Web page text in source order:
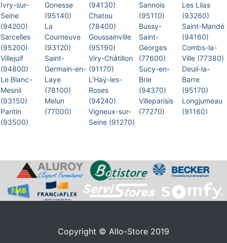
Ivry-sur-
Seine
(94200)
Sarcelles
(95200)
Villejuif
(94800)
Le Blanc-
Mesnil
(93150)
Pantin
(93500)
Gonesse
(95140)
La
Courneuve
(93120)
Saint-
Germain-en-
Laye
(78100)
Melun
(77000)
(94130)
Chatou
(78400)
Goussainville
(95190)
Viry-Châtillon
(91170)
L'Haÿ-les-
Roses
(94240)
Vigneux-sur-
Seine (91270)
Sannois
(95110)
Bussy-
Saint-
Georges
(77600)
Sucy-en-
Brie
(94370)
Villeparisis
(77270)
Les Lilas
(93260)
Saint-Mandé
(94160)
Combs-la-
Ville (77380)
Deuil-la-
Barre
(95170)
Longjumeau
(91160)
Copyright © Allo-Store 2019